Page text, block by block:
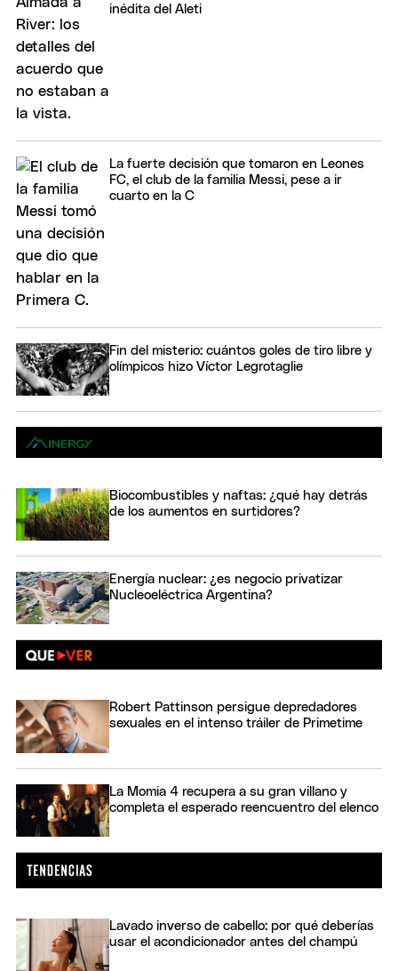
inédita del Aleti
La fuerte decisión que tomaron en Leones
FC, el club de la familia Messi, pese a ir
cuarto en la C
Fin del misterio: cuántos goles de tiro libre y
olímpicos hizo Víctor Legrotaglie
Biocombustibles y naftas: ¿qué hay detrás
de los aumentos en surtidores?
Energía nuclear: ¿es negocio privatizar
Nucleoeléctrica Argentina?
Robert Pattinson persigue depredadores
sexuales en el intenso tráiler de Primetime
La Momia 4 recupera a su gran villano y
completa el esperado reencuentro del elenco
Lavado inverso de cabello: por qué deberías
usar el acondicionador antes del champú